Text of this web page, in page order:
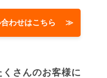
合わせはこちら ≫
くさんのお客様に